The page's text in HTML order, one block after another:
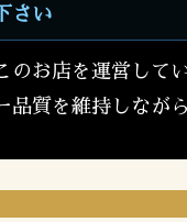
さい
お店を運営して
質を維持しなが